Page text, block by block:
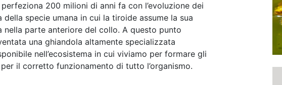
200 milioni di anni fa con l’evoluzione dei
specie umana in cui la tiroide assume la sua
parte anteriore del collo. A questo punto
una ghiandola altamente specializzata
nell’ecosistema in cui viviamo per formare gli
il corretto funzionamento di tutto l’organismo.